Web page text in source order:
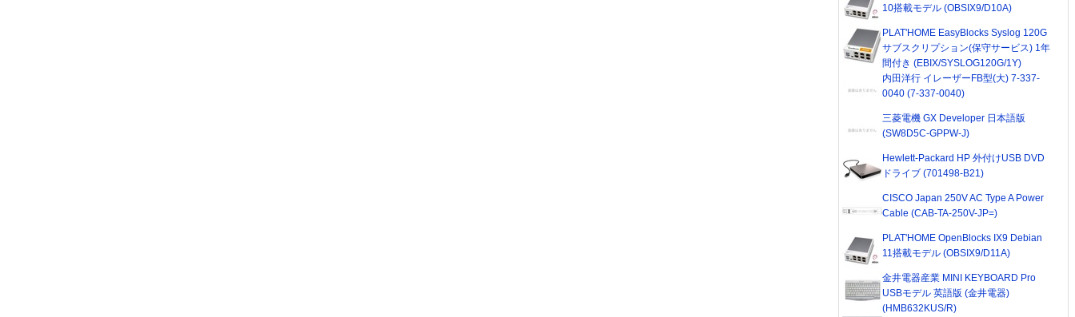
10搭載モデル (OBSIX9/D10A)
PLAT'HOME EasyBlocks Syslog 120G
サブスクリプション(保守サービス) 1年
間付き (EBIX/SYSLOG120G/1Y)
内田洋行 イレーザーFB型(大) 7-337-
0040 (7-337-0040)
三菱電機 GX Developer 日本語版
(SW8D5C-GPPW-J)
Hewlett-Packard HP 外付けUSB DVD
ドライブ (701498-B21)
CISCO Japan 250V AC Type A Power
Cable (CAB-TA-250V-JP=)
PLAT'HOME OpenBlocks IX9 Debian
11搭載モデル (OBSIX9/D11A)
金井電器産業 MINI KEYBOARD Pro
USBモデル 英語版 (金井電器)
(HMB632KUS/R)